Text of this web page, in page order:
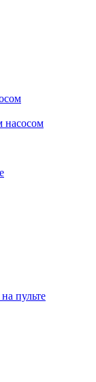
насосом
пульте